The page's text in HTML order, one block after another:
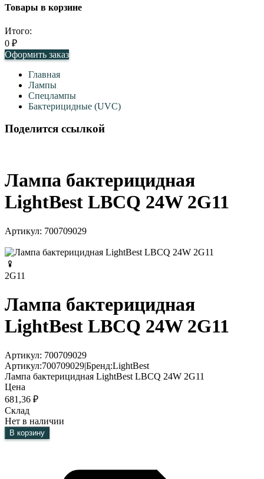
Товары в корзине
Итого:
0 ₽
Оформить заказ
Главная
Лампы
Спецлампы
Бактерицидные (UVC)
Поделится ссылкой
Лампа бактерицидная
LightBest LBCQ 24W 2G11
Артикул: 700709029
2G11
Лампа бактерицидная
LightBest LBCQ 24W 2G11
Артикул: 700709029
Артикул:700709029|Бренд:LightBest
Лампа бактерицидная LightBest LBCQ 24W 2G11
Цена
681,36 ₽
Склад
Нет в наличии
В корзину